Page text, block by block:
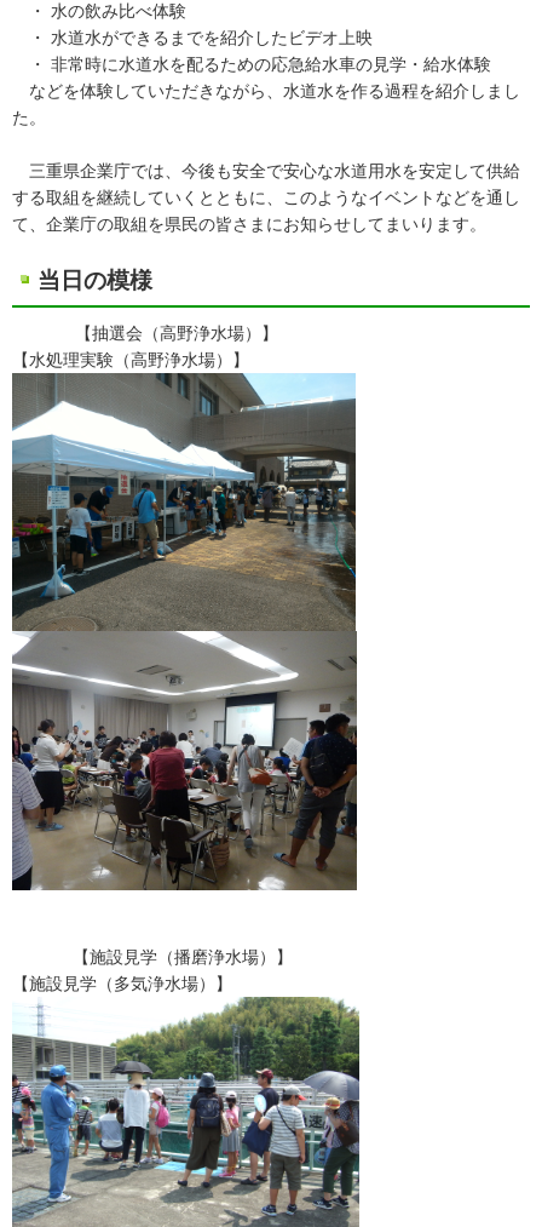
・ 水の飲み比べ体験
・ 水道水ができるまでを紹介したビデオ上映
・ 非常時に水道水を配るための応急給水車の見学・給水体験
などを体験していただきながら、水道水を作る過程を紹介しまし
た。
三重県企業庁では、今後も安全で安心な水道用水を安定して供給
する取組を継続していくとともに、このようなイベントなどを通し
て、企業庁の取組を県民の皆さまにお知らせしてまいります。
当日の模様
【抽選会（高野浄水場）】
【水処理実験（高野浄水場）】
【施設見学（播磨浄水場）】
【施設見学（多気浄水場）】